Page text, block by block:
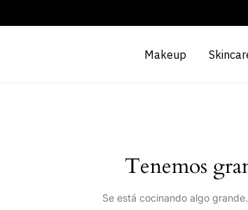
Makeup
Tenemos
Se está cocinando algo